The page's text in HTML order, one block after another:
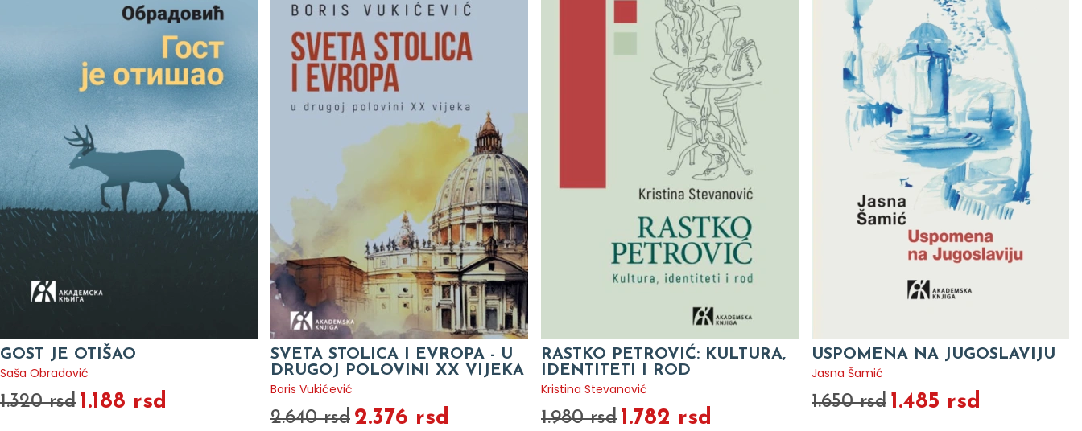
GOST JE OTIŠAO
Saša Obradović
1.320 rsd 1.188 rsd
SVETA STOLICA I EVROPA - U
DRUGOJ POLOVINI XX VIJEKA
Boris Vukićević
2.640 rsd 2.376 rsd
RASTKO PETROVIĆ: KULTURA,
IDENTITETI I ROD
Kristina Stevanović
1.980 rsd 1.782 rsd
USPOMENA NA JUGOSLAVIJU
Jasna Šamić
1.650 rsd 1.485 rsd